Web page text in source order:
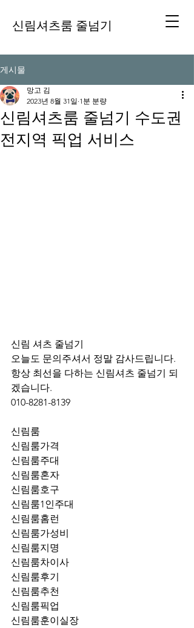
신림셔츠룸 줄넘기
게시물
신림셔츠룸 줄넘기 수도권
전지역 픽업 서비스
망고 김
2023년 8월 31일 1분 분량
신림 셔츠 줄넘기
오늘도 문의주셔서 정말 감사드립니다.
항상 최선을 다하는 신림셔츠 줄넘기 되
겠습니다.
010-8281-8139
신림룸
신림룸가격
신림룸주대
신림룸혼자
신림룸호구
신림룸1인주대
신림룸홈런
신림룸가성비
신림룸지명
신림룸차이사
신림룸후기
신림룸추천
신림룸훈이실장